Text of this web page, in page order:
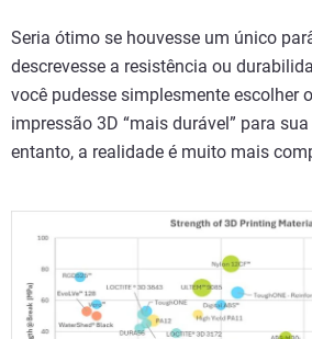
Seria ótimo se houvesse um único
descrevesse a resistência ou
você pudesse simplesmente escolher
impressão 3D “mais durável” para
entanto, a realidade é muito mais